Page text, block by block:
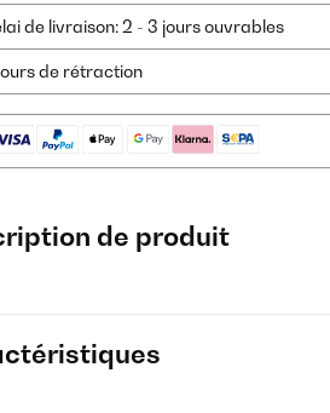
de livraison: 2 - 3 jours ouvrables
de rétraction
de produit